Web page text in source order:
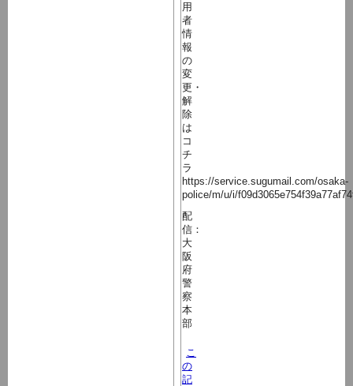
用
者
情
報
の
変
更・
解
除
は
コ
チ
ラ
https://service.sugumail.com/osaka-
police/m/u/i/
配
信：
大
阪
府
警
察
本
部
こ
の
記